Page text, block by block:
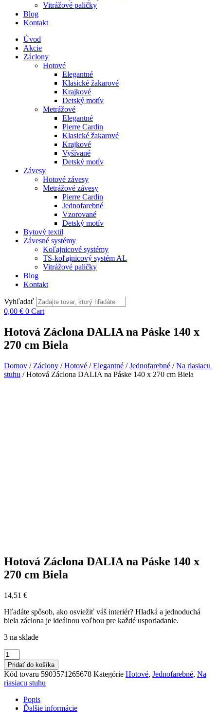
Vitrážové paličky
Blog
Kontakt
Úvod
Akcie
Záclony
Hotové
Elegantné
Klasické žakarové
Krajkové
Detský motív
Metrážové
Elegantné
Pierre Cardin
Klasické žakarové
Krajkové
Vyšívané
Detský motív
Závesy
Hotové závesy
Metrážové závesy
Pierre Cardin
Jednofarebné
Vzorované
Detský motív
Bytový textil
Závesné systémy
Koľajnicové systémy
TS-koľajnicový systém AL
Vitrážové paličky
Blog
Kontakt
Vyhľadať
0,00 € 0 Cart
Hotová Záclona DALIA na Páske 140 x
270 cm Biela
Domov / Záclony /Hotové /Elegantné /Jednofarebné /Na riasiacu
stuhu / Hotová Záclona DALIA na Páske 140 x 270 cm Biela
Hotová Záclona DALIA na Páske 140 x
270 cm Biela
14,51 €
Hľadáte spôsob, ako osviežiť váš interiér? Hladká a jednoduchá
biela záclona je ideálnou voľbou pre každé usporiadanie.
3 na sklade
množstvo
Hotová
Záclona
DALIA
na
Páske
Pridať do košíka
Kód tovaru 5903571265678 Kategórie Hotové, Jednofarebné, Na
riasiacu stuhu
Popis
Ďalšie informácie